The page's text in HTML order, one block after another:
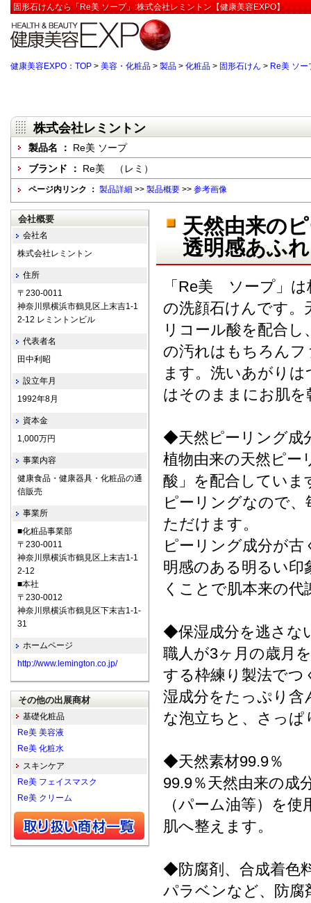
固形石けんなら「Re美 ソープ」:株式会社レミントン【健康美容EXPO】
健康美容EXPO：TOP > 美容・化粧品 > 製品 > 化粧品 > 固形石けん > Re美 ソー
株式会社レミントン
製品名 ： Re美 ソープ
ブランド ： Re美 （レミ）
ページ内リンク ： 製品詳細 >> 製品概要 >> 参考画像
天然由来の
透明感あふ
「Re美 ソープ」
の洗顔石けんです。
リコール酸を配合
の汚れはもちろん
ます。洗いあがり
はそのままにお肌
◆天然ピーリング成
植物由来の天然ピー
酸」を配合していま
ピーリングなので
ただけます。
ピーリング成分が
明感のある明るい印
くことで肌本来の
◆保湿成分を逃さな
職人が3ヶ月の歳月
する枠練り製法でつ
湿成分をたっぷり
な泡立ちと、さっ
◆天然素材99.9％
99.9％天然由来の成
（パーム油等）を
肌へ整えます。
◆防腐剤、合成着色
パラベンなど、防腐
会社概要
会社名
株式会社レミントン
住所
〒230-0011
神奈川県横浜市鶴見区上末吉1-1
2-12 レミントンビル
代表者名
田中利昭
設立年月
1992年8月
資本金
1,000万円
事業内容
健康食品・健康器具・化粧品の通
信販売
事業所
■化粧品事業部
〒230-0011
神奈川県横浜市鶴見区上末吉1-1
2-12
■本社
〒230-0012
神奈川県横浜市鶴見区下末吉1-1-
31
ホームページ
http://www.lemington.co.jp/
その他の出展商材
基礎化粧品
Re美 美容液
Re美 化粧水
スキンケア
Re美 フェイスマスク
Re美 クリーム